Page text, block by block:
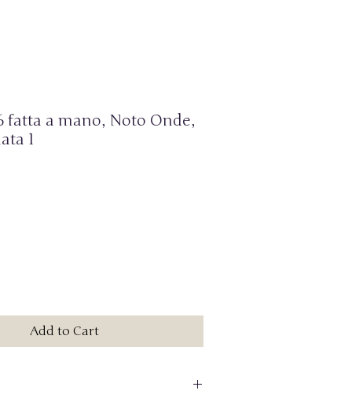
fatta a mano, Noto Onde,
1
Add to Cart